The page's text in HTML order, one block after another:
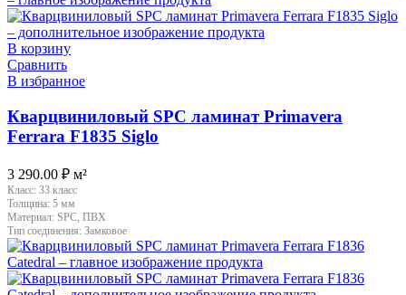
В корзину
Сравнить
В избранное
Кварцвиниловый SPC ламинат Primavera
Ferrara F1835 Siglo
3 290.00 ₽ м²
Класс: 33 класс
Толщина: 5 мм
Материал: SPC, ПВХ
Тип соединения: Замковое